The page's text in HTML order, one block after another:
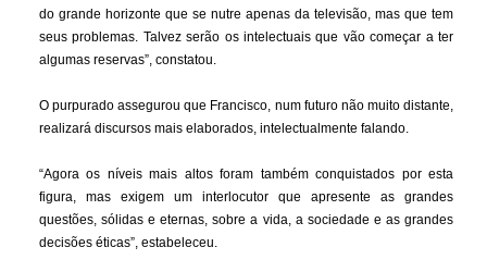
do grande horizonte que se nutre apenas da televisão, mas que tem
seus problemas. Talvez serão os intelectuais que vão começar a ter
algumas reservas”, constatou.
O purpurado assegurou que Francisco, num futuro não muito distante,
realizará discursos mais elaborados, intelectualmente falando.
“Agora os níveis mais altos foram também conquistados por esta
figura, mas exigem um interlocutor que apresente as grandes
questões, sólidas e eternas, sobre a vida, a sociedade e as grandes
decisões éticas”, estabeleceu.